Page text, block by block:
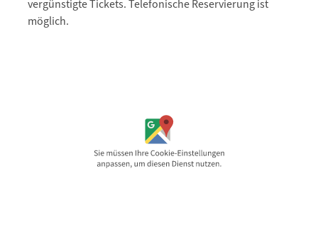
vergünstigte Tickets. Telefonische Reservierung ist
möglich.